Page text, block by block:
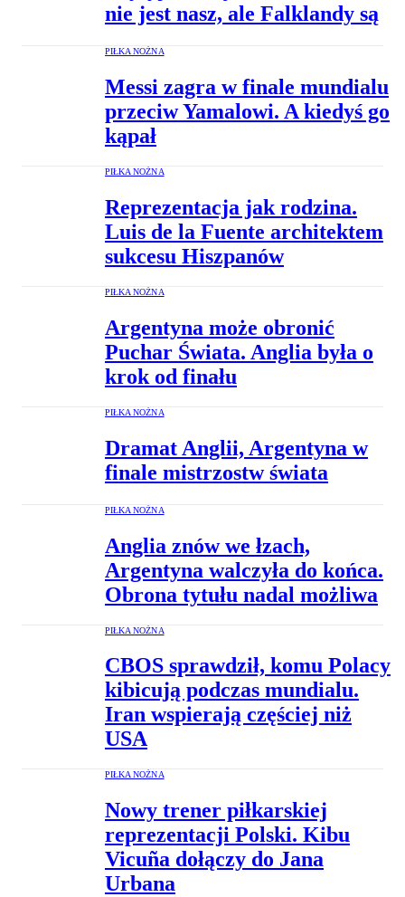
nie jest nasz, ale Falklandy są
PIŁKA NOŻNA
Messi zagra w finale mundialu
przeciw Yamalowi. A kiedyś go
kąpał
PIŁKA NOŻNA
Reprezentacja jak rodzina.
Luis de la Fuente architektem
sukcesu Hiszpanów
PIŁKA NOŻNA
Argentyna może obronić
Puchar Świata. Anglia była o
krok od finału
PIŁKA NOŻNA
Dramat Anglii, Argentyna w
finale mistrzostw świata
PIŁKA NOŻNA
Anglia znów we łzach,
Argentyna walczyła do końca.
Obrona tytułu nadal możliwa
PIŁKA NOŻNA
CBOS sprawdził, komu Polacy
kibicują podczas mundialu.
Iran wspierają częściej niż
USA
PIŁKA NOŻNA
Nowy trener piłkarskiej
reprezentacji Polski. Kibu
Vicuña dołączy do Jana
Urbana